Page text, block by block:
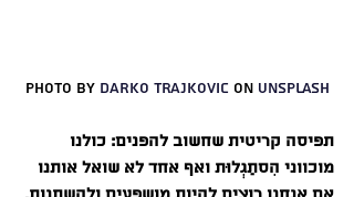
Photo by Darko Trajkovic on Unsplash
תפיסה קריטית שחשוב להפנים: כולנו
מוכווני הִסתַגְלוּת ואף אחד לא שואל אותנו